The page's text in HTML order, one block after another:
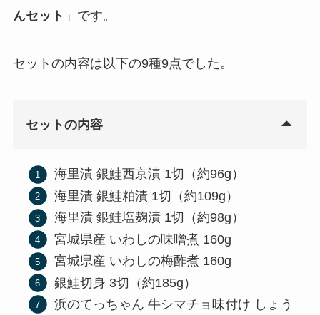
んセット 」です。
セットの内容は以下の9種9点でした。
セットの内容
海里漬 銀鮭西京漬 1切（約96g）
海里漬 銀鮭粕漬 1切（約109g）
海里漬 銀鮭塩麹漬 1切（約98g）
宮城県産 いわしの味噌煮 160g
宮城県産 いわしの梅酢煮 160g
銀鮭切身 3切（約185g）
浜のてっちゃん 牛シマチョ味付け しょう